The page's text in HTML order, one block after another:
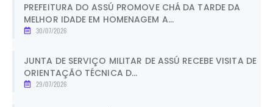
PREFEITURA DO ASSÚ PROMOVE CHÁ DA TARDE DA
MELHOR IDADE EM HOMENAGEM A...
30/07/2026
JUNTA DE SERVIÇO MILITAR DE ASSÚ RECEBE VISITA DE
ORIENTAÇÃO TÉCNICA D...
29/07/2026